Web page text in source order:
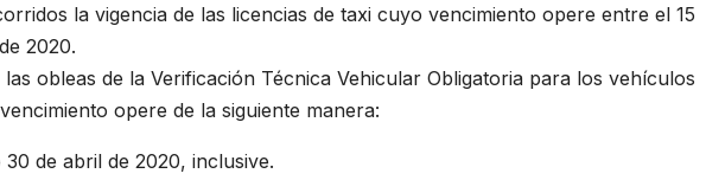
la vigencia de las licencias de taxi cuyo vencimiento opere entre el 15
2020.
obleas de la Verificación Técnica Vehicular Obligatoria para los vehículos
opere de la siguiente manera:
30 de abril de 2020, inclusive.